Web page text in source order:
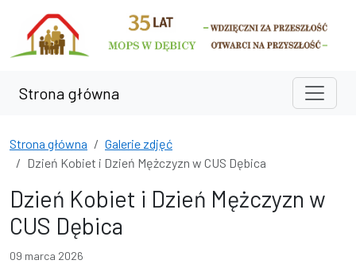
Przejdź do treści
Przejdź do wyszukiwarki
Strona główna
Strona główna
Galerie zdjęć
Dzień Kobiet i Dzień Mężczyzn w CUS Dębica
Dzień Kobiet i Dzień Mężczyzn w
CUS Dębica
09 marca 2026